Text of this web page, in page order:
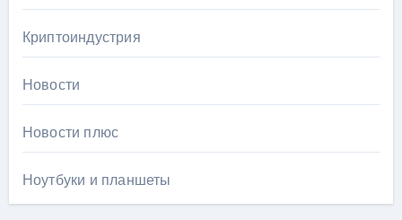
Криптоиндустрия
Новости
Новости плюс
Ноутбуки и планшеты